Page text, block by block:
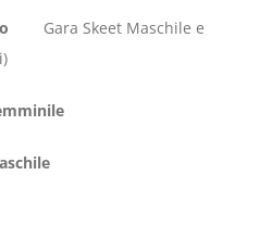
Gara Skeet Maschile e